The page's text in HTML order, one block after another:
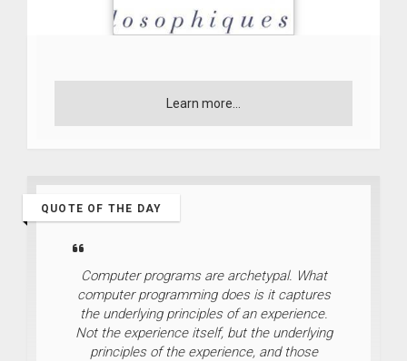
Learn more...
QUOTE OF THE DAY
Computer programs are archetypal. What
computer programming does is it captures
the underlying principles of an experience.
Not the experience itself, but the underlying
principles of the experience, and those